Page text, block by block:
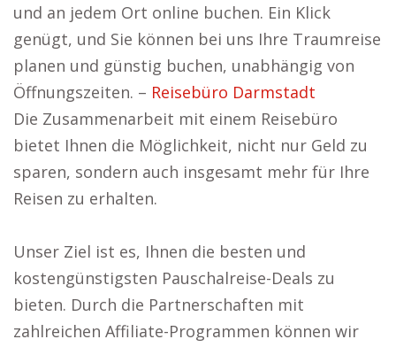
und an jedem Ort online buchen. Ein Klick
genügt, und Sie können bei uns Ihre Traumreise
planen und günstig buchen, unabhängig von
Öffnungszeiten. – Reisebüro Darmstadt
Die Zusammenarbeit mit einem Reisebüro
bietet Ihnen die Möglichkeit, nicht nur Geld zu
sparen, sondern auch insgesamt mehr für Ihre
Reisen zu erhalten.
Unser Ziel ist es, Ihnen die besten und
kostengünstigsten Pauschalreise-Deals zu
bieten. Durch die Partnerschaften mit
zahlreichen Affiliate-Programmen können wir